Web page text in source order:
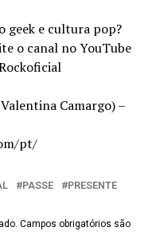
geek e cultura pop?
o canal no YouTube
Camargo) –
pt/
PASSE PRESENTE
Campos obrigatórios são